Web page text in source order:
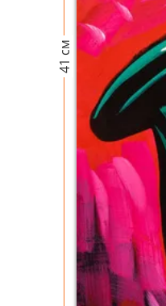
41 см